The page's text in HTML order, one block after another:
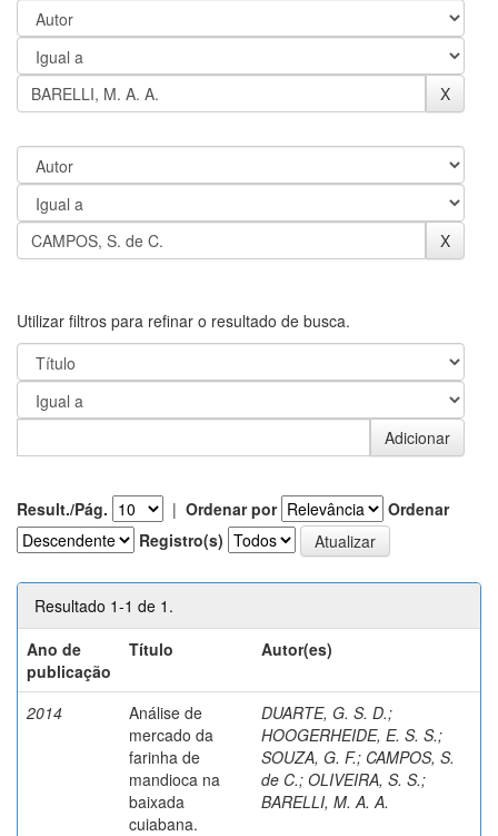
Utilizar filtros para refinar o resultado de busca.
Result./Pág. | Ordenar por
Ordenar
Registro(s)
Resultado 1-1 de 1.
Ano de
publicação
Título Autor(es)
2014
Análise de
mercado da
farinha de
mandioca na
baixada
cuiabana.
DUARTE, G. S. D.;
HOOGERHEIDE, E. S. S.;
SOUZA, G. F.; CAMPOS, S.
de C.; OLIVEIRA, S. S.;
BARELLI, M. A. A.